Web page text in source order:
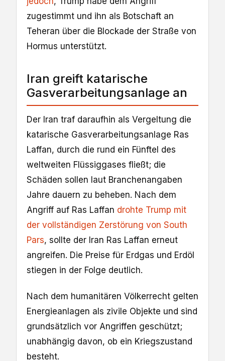
zugestimmt und ihn als Botschaft an
Teheran über die Blockade der Straße von
Hormus unterstützt.
Iran greift katarische
Gasverarbeitungsanlage an
Der Iran traf daraufhin als Vergeltung die
katarische Gasverarbeitungsanlage Ras
Laffan, durch die rund ein Fünftel des
weltweiten Flüssiggases fließt; die
Schäden sollen laut Branchenangaben
Jahre dauern zu beheben. Nach dem
Angriff auf Ras Laffan drohte Trump mit
der vollständigen Zerstörung von South
Pars, sollte der Iran Ras Laffan erneut
angreifen. Die Preise für Erdgas und Erdöl
stiegen in der Folge deutlich.
Nach dem humanitären Völkerrecht gelten
Energieanlagen als zivile Objekte und sind
grundsätzlich vor Angriffen geschützt;
unabhängig davon, ob ein Kriegszustand
besteht.